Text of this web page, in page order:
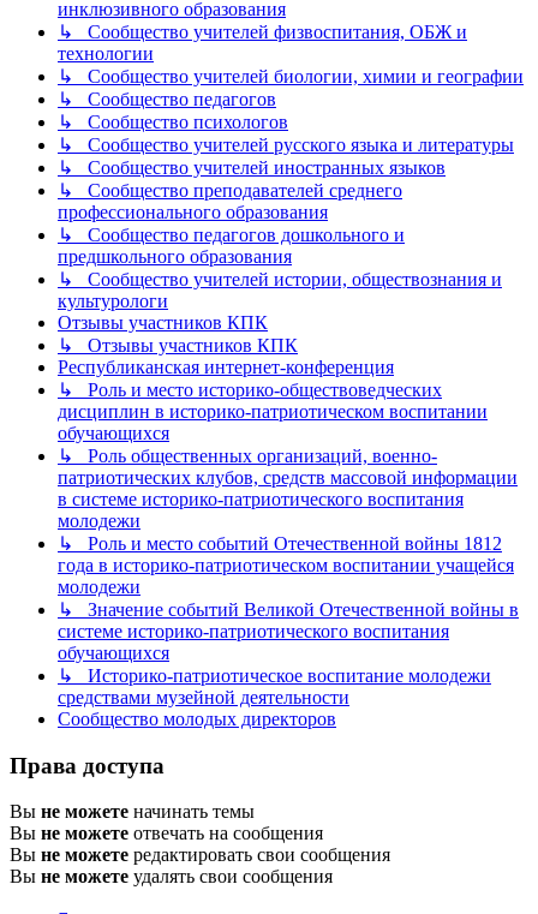
инклюзивного образования
↳ Сообщество учителей физвоспитания, ОБЖ и
технологии
↳ Сообщество учителей биологии, химии и географии
↳ Сообщество педагогов
↳ Сообщество психологов
↳ Сообщество учителей русского языка и литературы
↳ Сообщество учителей иностранных языков
↳ Сообщество преподавателей среднего
профессионального образования
↳ Сообщество педагогов дошкольного и
предшкольного образования
↳ Сообщество учителей истории, обществознания и
культурологи
Отзывы участников КПК
↳ Отзывы участников КПК
Республиканская интернет-конференция
↳ Роль и место историко-обществоведческих
дисциплин в историко-патриотическом воспитании
обучающихся
↳ Роль общественных организаций, военно-
патриотических клубов, средств массовой информации
в системе историко-патриотического воспитания
молодежи
↳ Роль и место событий Отечественной войны 1812
года в историко-патриотическом воспитании учащейся
молодежи
↳ Значение событий Великой Отечественной войны в
системе историко-патриотического воспитания
обучающихся
↳ Историко-патриотическое воспитание молодежи
средствами музейной деятельности
Сообщество молодых директоров
Права доступа
Вы не можете начинать темы
Вы не можете отвечать на сообщения
Вы не можете редактировать свои сообщения
Вы не можете удалять свои сообщения